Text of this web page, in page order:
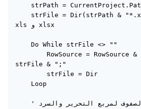
    strPath = CurrentProject.Path & "\"
    strFile = Dir(strPath & "*.xlsx*") ' يشمل
xls و xlsx
    Do While strFile <> ""
        RowSource = RowSource & "ملف:" &
strFile & ";"
        strFile = Dir
    Loop
    ' تحديث مصدر الصفوف لمربع التحرير والسرد